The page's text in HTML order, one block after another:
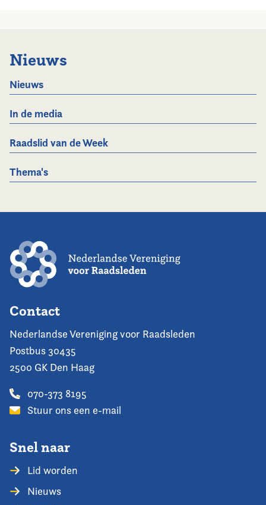
Nieuws
Nieuws
In de media
Raadslid van de Week
Thema's
Contact
Nederlandse Vereniging voor Raadsleden
Postbus 30435
2500 GK Den Haag
070-373 8195
Stuur ons een e-mail
Snel naar
Lid worden
Nieuws